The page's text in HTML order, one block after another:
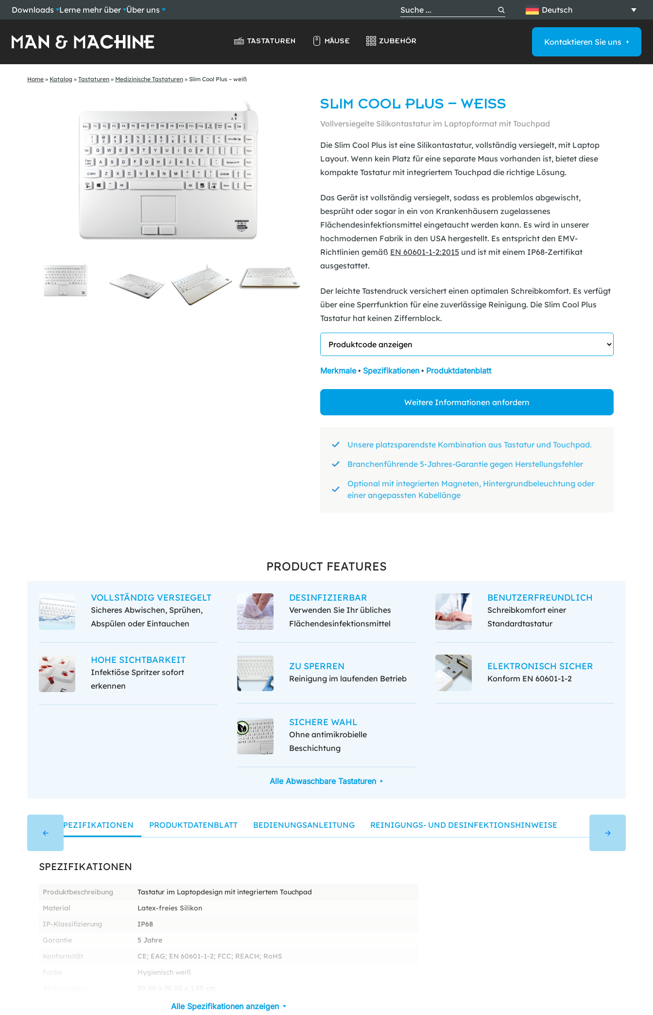
Downloads Lerne mehr über Über uns Deutsch
TASTATUREN MÄUSE ZUBEHÖR Kontaktieren Sie uns
Home » Katalog » Tastaturen » Medizinische Tastaturen » Slim Cool Plus – weiß
SLIM COOL PLUS – WEISS
Vollversiegelte Silikontastatur im Laptopformat mit Touchpad
Die Slim Cool Plus ist eine Silikontastatur, vollständig versiegelt, mit Laptop
Layout. Wenn kein Platz für eine separate Maus vorhanden ist, bietet diese
kompakte Tastatur mit integriertem Touchpad die richtige Lösung.
Das Gerät ist vollständig versiegelt, sodass es problemlos abgewischt,
besprüht oder sogar in ein von Krankenhäusern zugelassenes
Flächendesinfektionsmittel eingetaucht werden kann. Es wird in unserer
hochmodernen Fabrik in den USA hergestellt. Es entspricht den EMV-
Richtlinien gemäß EN 60601-1-2:2015 und ist mit einem IP68-Zertifikat
ausgestattet.
Der leichte Tastendruck versichert einen optimalen Schreibkomfort. Es verfügt
über eine Sperrfunktion für eine zuverlässige Reinigung. Die Slim Cool Plus
Tastatur hat keinen Ziffernblock.
Merkmale • Spezifikationen • Produktdatenblatt
Weitere Informationen anfordern
Unsere platzsparendste Kombination aus Tastatur und Touchpad.
Branchenführende 5-Jahres-Garantie gegen Herstellungsfehler
Optional mit integrierten Magneten, Hintergrundbeleuchtung oder
einer angepassten Kabellänge
PRODUCT FEATURES
VOLLSTÄNDIG VERSIEGELT
Sicheres Abwischen, Sprühen,
Abspülen oder Eintauchen
DESINFIZIERBAR
Verwenden Sie Ihr übliches
Flächendesinfektionsmittel
BENUTZERFREUNDLICH
Schreibkomfort einer
Standardtastatur
HOHE SICHTBARKEIT
Infektiöse Spritzer sofort
erkennen
ZU SPERREN
Reinigung im laufenden Betrieb
ELEKTRONISCH SICHER
Konform EN 60601-1-2
SICHERE WAHL
Ohne antimikrobielle
Beschichtung
Alle Abwaschbare Tastaturen
SPEZIFIKATIONEN PRODUKTDATENBLATT BEDIENUNGSANLEITUNG REINIGUNGS- UND DESINFEKTIONSHINWEISE
SPEZIFIKATIONEN
Produktbeschreibung
Tastatur im Laptopdesign mit integriertem Touchpad
Material
Latex-freies Silikon
IP-Klassifizierung
IP68
Garantie
5 Jahre
Konformität
CE; EAG; EN 60601-1-2; FCC; REACH; RoHS
Farbe
Hygienisch weiß
Alle Spezifikationen anzeigen